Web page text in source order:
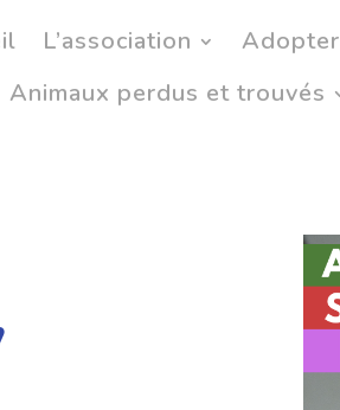
L’association Adopter
Animaux perdus et trouvés